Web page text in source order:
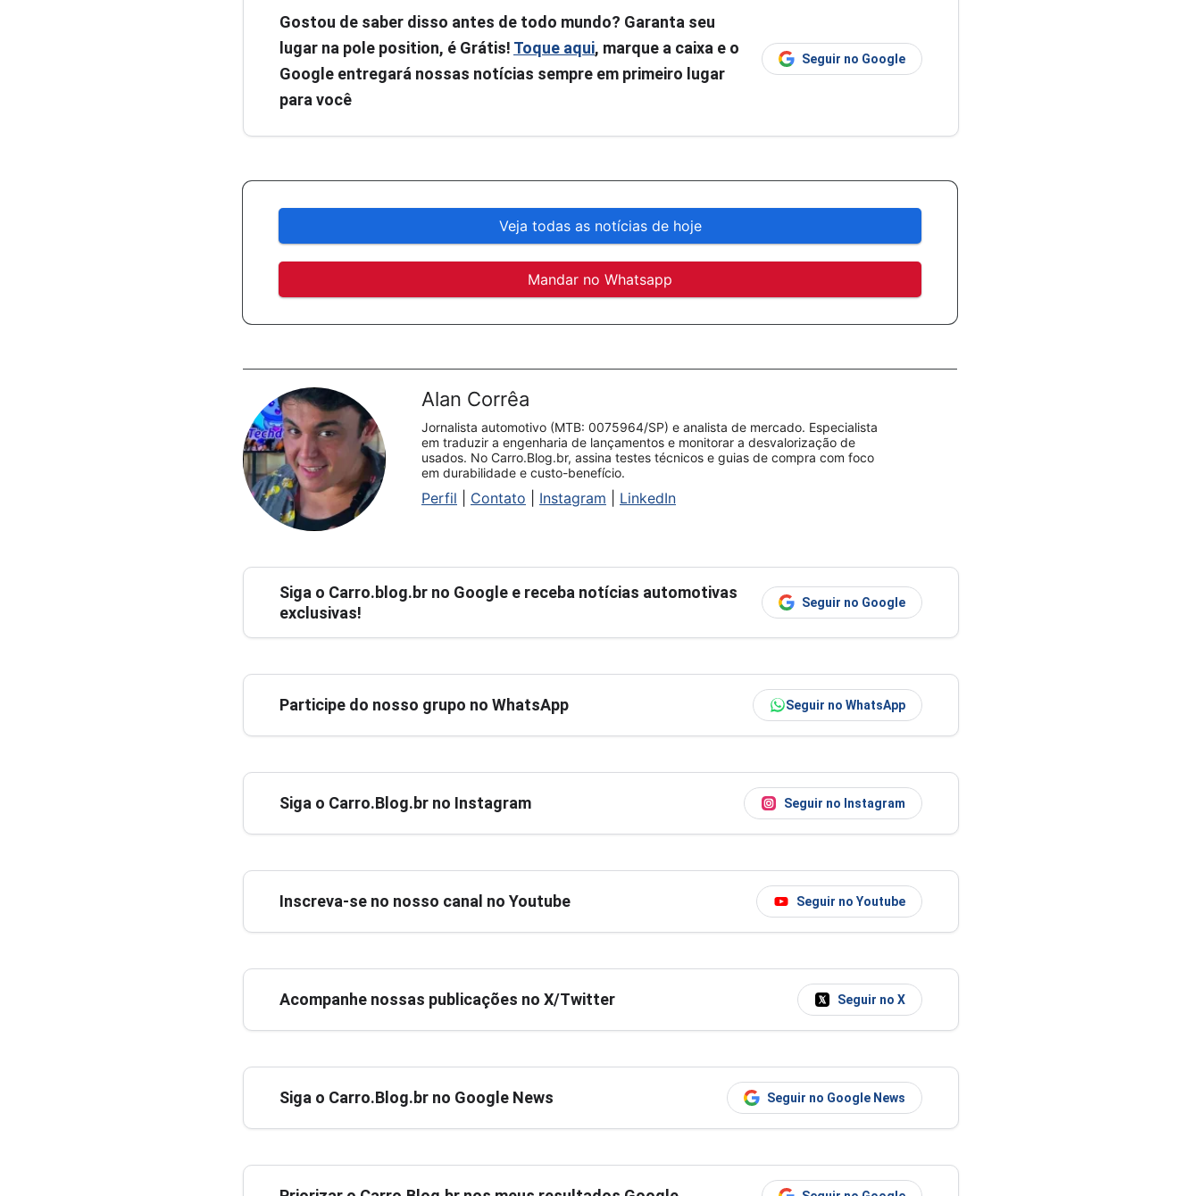
Gostou de saber disso antes de todo mundo? Garanta seu
lugar na pole position, é Grátis! Toque aqui, marque a caixa e o
Google entregará nossas notícias sempre em primeiro lugar
para você
Seguir no Google
Veja todas as notícias de hoje
Mandar no Whatsapp
Alan Corrêa
Jornalista automotivo (MTB: 0075964/SP) e analista de mercado. Especialista
em traduzir a engenharia de lançamentos e monitorar a desvalorização de
usados. No Carro.Blog.br, assina testes técnicos e guias de compra com foco
em durabilidade e custo-benefício.
Perfil Contato Instagram LinkedIn
Siga o Carro.blog.br no Google e receba notícias automotivas
exclusivas!
Seguir no Google
Participe do nosso grupo no WhatsApp Seguir no WhatsApp
Siga o Carro.Blog.br no Instagram Seguir no Instagram
Inscreva-se no nosso canal no Youtube Seguir no Youtube
Acompanhe nossas publicações no X/Twitter Seguir no X
Siga o Carro.Blog.br no Google News Seguir no Google News